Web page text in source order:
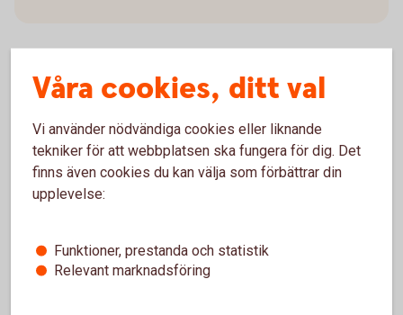
Hur mycket behöver du
amortera?
Hur mycket du ska amortera beräknas utifrån hur
mycket du lånar i förhållande till vad bostaden är
Amorteringskrav
Våra cookies, ditt val
Vi använder nödvändiga cookies eller liknande
tekniker för att webbplatsen ska fungera för dig. Det
finns även cookies du kan välja som förbättrar din
upplevelse:
Funktioner, prestanda och statistik
Relevant marknadsföring